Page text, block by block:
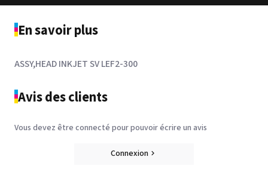
En savoir plus
ASSY,HEAD INKJET SV LEF2-300
Avis des clients
Vous devez être connecté pour pouvoir écrire un avis
Connexion